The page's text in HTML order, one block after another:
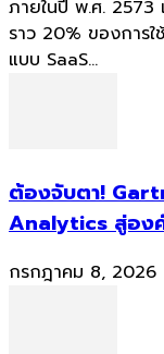
ภายในปี พ.ศ. 2573
ราว 20% ของการใ
แบบ SaaS...
ต้องจับตา!
Analytics สู่อง
กรกฎาคม 8, 2026